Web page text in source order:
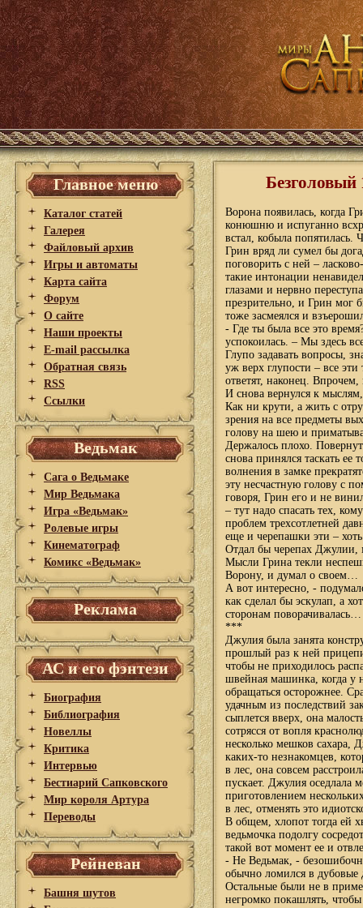
Главное меню
Каталог статей
Галерея
Файловый архив
Игры и автоматы
Карта сайта
Форум
О сайте
Наши проекты
E-mail рассылка
Обратная связь
RSS
Ссылки
Ведьмак
Сага о Ведьмаке
Мир Ведьмака
Игра «Ведьмак»
Ролевые игры
Кинематограф
Комикс «Ведьмак»
Реклама
АС и его фэнтези
Биография
Библиография
Новеллы
Критика
Интервью
Бестиарий Сапковского
Мир короля Артура
Переводы
Рейневан
Башня шутов
Ворона появилась, когда
конюшню и испуганно
встал, кобыла
Грин вряд ли сумел бы
поговорить с ней –
такие интонации
глазами и нервно
презрительно, и Грин мог
тоже засмеялся и
- Где ты была все это
успокоилась. – Мы здесь
Глупо задавать вопросы,
уж верх глупости – все эти
ответят, наконец.
И снова вернулся к
Как ни крути, а жить с
зрения на все предметы
голову на шею и
Держалось плохо.
снова принялся таскать
волнения в замке
эту несчастную голову с
говоря, Грин его и не
– тут надо спасать тех,
проблем трехсотлетней
еще и черепашки эти –
Отдал бы черепах Джулии,
Мысли Грина текли
Ворону, и думал о своем…
А вот интересно, -
как сделал бы эскулап, а
сторонам поворачивалась…
***
Джулия была занята
прошлый раз к ней
чтобы не приходилось
швейная машинка, когда у
обращаться осторожнее.
удачным из последствий
сыплется вверх, она
сотрясся от вопля
несколько мешков сахара,
каких-то незнакомцев,
в лес, она совсем
пускает. Джулия оседлала
приготовлением
в лес, отменять это
В общем, хлопот тогда ей
ведьмочка подолгу
такой вот момент ее и
- Не Ведьмак, -
обычно ломился в дубовые
Остальные были не в
негромко покашлять,